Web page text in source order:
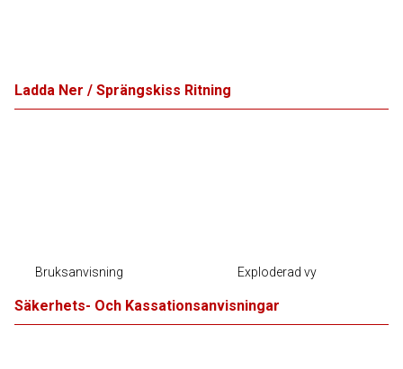
Ladda Ner / Sprängskiss Ritning
Bruksanvisning Exploderad vy
Säkerhets- Och Kassationsanvisningar